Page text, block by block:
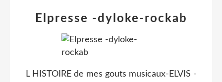
Elpresse -dyloke-rockab
L HISTOIRE de mes gouts musicaux-ELVIS -